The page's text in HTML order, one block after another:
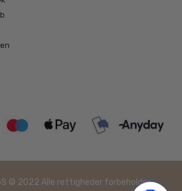
© 2022 Alle rettigheder forbeholdes.